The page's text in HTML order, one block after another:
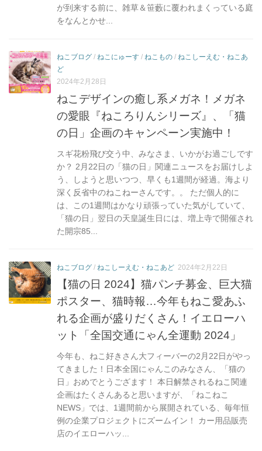
が到来する前に、雑草＆笹藪に覆われまくっている庭
をなんとかせ...
ねこブログ / ねこにゅーす / ねこもの / ねこしーえむ・ねこあ
ど
2024年2月28日
ねこデザインの癒し系メガネ！メガネ
の愛眼『ねころりんシリーズ』、「猫
の日」企画のキャンペーン実施中！
スギ花粉飛び交う中、みなさま、いかがお過ごしです
か？ 2月22日の「猫の日」関連ニュースをお届けしよ
う、しようと思いつつ、早くも1週間が経過。海より
深く反省中のねこねーさんです。。 ただ個人的に
は、この1週間はかなり頑張っていた気がしていて、
「猫の日」翌日の天皇誕生日には、増上寺で開催され
た開宗85...
ねこブログ / ねこしーえむ・ねこあど 2024年2月22日
【猫の日 2024】猫パンチ募金、巨大猫
ポスター、猫時報…今年もねこ愛あふ
れる企画が盛りだくさん！イエローハ
ット「全国交通にゃん全運動 2024」
今年も、ねこ好きさん大フィーバーの2月22日がやっ
てきました！日本全国にゃんこのみなさん、「猫の
日」おめでとうござます！ 本日解禁されるねこ関連
企画はたくさんあると思いますが、「ねこねこ
NEWS」では、1週間前から展開されている、毎年恒
例の企業プロジェクトにズームイン！ カー用品販売
店のイエローハッ...